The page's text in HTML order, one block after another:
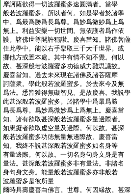
摩訶薩欲得一切波羅蜜多速圓滿者。當學
般若波羅蜜多。所以者何。如是學者於諸學
中。爲最爲勝爲長爲尊。爲妙爲微妙爲上爲
無上。利益安樂一切世間。無依護者爲作依
護。諸佛世尊開許稱讃。慶喜當知。諸佛菩薩
住此學中。能以右手擧取三千大千世界。或
擲他方或置本處。其中有情不知不覺。何以
故。甚深般若波羅蜜多功徳威力難思議故。
慶喜當知。過去未來現在諸佛及諸菩薩摩
訶薩衆。學此般若波羅蜜多。於去來今及無
爲法。悉皆獲得無礙智見。是故慶喜。我説學
此甚深般若波羅蜜多。於諸學中爲最爲勝
爲長爲尊。爲妙爲微妙爲上爲無上。慶喜當
知。諸有欲取甚深般若波羅蜜多量邊際者。
如愚癡者欲取虚空量及邊際。何以故。甚深
般若波羅蜜多功徳無量無邊際故。慶喜當
知。我終不説甚深般若波羅蜜多如名身等
有量邊際。何以故。一切名身句身文身是有
量法。甚深般若波羅蜜多非有量法。非諸名
身句身文身。能量般若波羅蜜多亦非般若
波羅蜜多是彼所量
爾時具壽慶喜白佛言。世尊。何因縁故。甚深